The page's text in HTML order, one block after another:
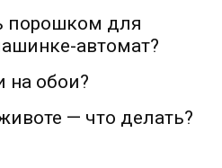
порошком для
автомат?
на обои?
— что делать?